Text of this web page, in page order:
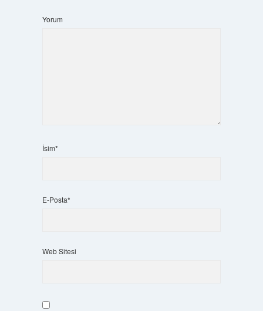
Yorum
İsim*
E-Posta*
Web Sitesi